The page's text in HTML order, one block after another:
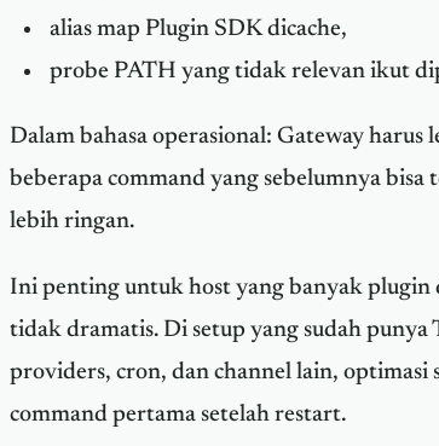
alias map Plugin SDK dicache,
probe PATH yang tidak relevan ikut
Dalam bahasa operasional: Gateway
beberapa command yang sebelumnya
lebih ringan.
Ini penting untuk host yang banyak plugin
tidak dramatis. Di setup yang sudah
providers, cron, dan channel lain, optimasi
command pertama setelah restart.